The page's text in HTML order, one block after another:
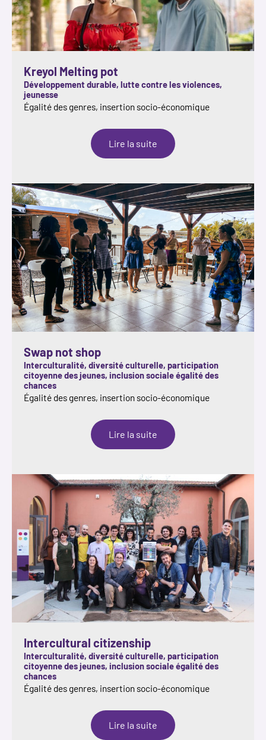
Kreyol Melting pot
Développement durable, lutte contre les violences,
jeunesse
Égalité des genres, insertion socio-économique
Lire la suite
Kreyol
Melting
Swap not shop
Interculturalité, diversité culturelle, participation
citoyenne des jeunes, inclusion sociale égalité des
chances
Égalité des genres, insertion socio-économique
Lire la suite
Swap
not
Intercultural citizenship
Interculturalité, diversité culturelle, participation
citoyenne des jeunes, inclusion sociale égalité des
chances
Égalité des genres, insertion socio-économique
Lire la suite
Intercultural